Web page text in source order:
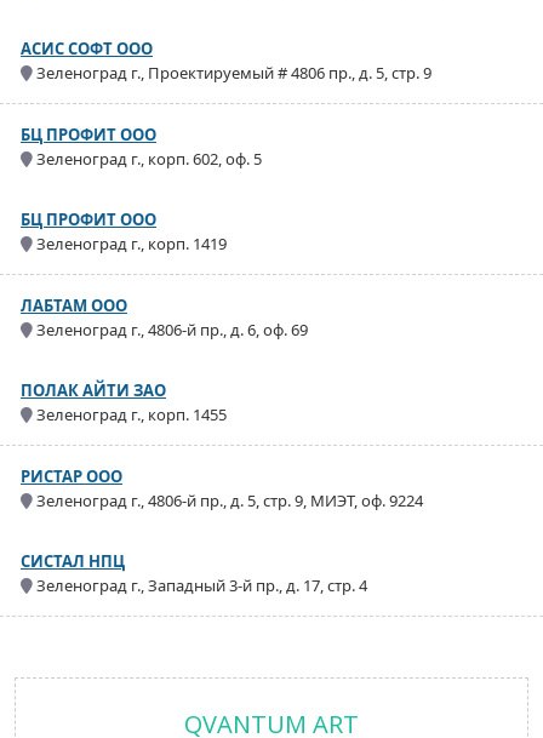
АСИС СОФТ ООО
Зеленоград г., Проектируемый # 4806 пр., д. 5, стр. 9
БЦ ПРОФИТ ООО
Зеленоград г., корп. 602, оф. 5
БЦ ПРОФИТ ООО
Зеленоград г., корп. 1419
ЛАБТАМ ООО
Зеленоград г., 4806-й пр., д. 6, оф. 69
ПОЛАК АЙТИ ЗАО
Зеленоград г., корп. 1455
РИСТАР ООО
Зеленоград г., 4806-й пр., д. 5, стр. 9, МИЭТ, оф. 9224
СИСТАЛ НПЦ
Зеленоград г., Западный 3-й пр., д. 17, стр. 4
QVANTUM ART